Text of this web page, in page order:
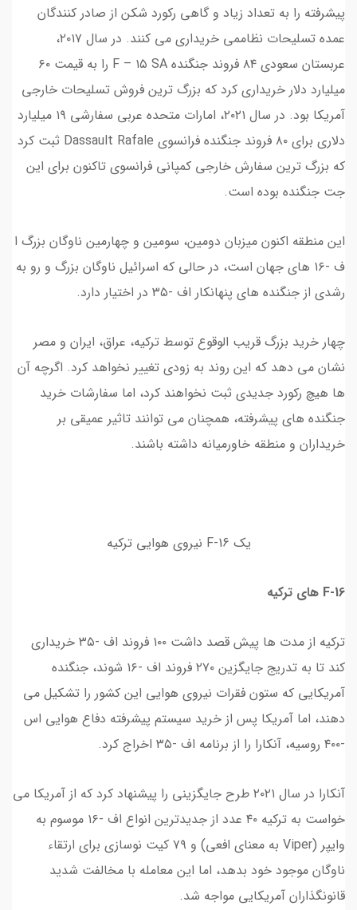
پیشرفته را به تعداد زیاد و گاهی رکورد شکن از صادر کنندگان
عمده تسلیحات نظاممی خریداری می کنند. در سال ۲۰۱۷،
عربستان سعودی ۸۴ فروند جنگنده F – ۱۵ SA را به قیمت ۶۰
میلیارد دلار خریداری کرد که بزرگ ترین فروش تسلیحات خارجی
آمریکا بود. در سال ۲۰۲۱، امارات متحده عربی سفارشی ۱۹ میلیارد
دلاری برای ۸۰ فروند جنگنده فرانسوی Dassault Rafale ثبت کرد
که بزرگ ترین سفارش خارجی کمپانی فرانسوی تاکنون برای این
جت جنگنده بوده است.
این منطقه اکنون میزبان دومین، سومین و چهارمین ناوگان بزرگ ا
ف -۱۶ های جهان است، در حالی که اسرائیل ناوگان بزرگ و رو به
رشدی از جنگنده های پنهانکار اف -۳۵ در اختیار دارد.
چهار خرید بزرگ قریب الوقوع توسط ترکیه، عراق، ایران و مصر
نشان می دهد که این روند به زودی تغییر نخواهد کرد. اگرچه آن
ها هیچ رکورد جدیدی ثبت نخواهند کرد، اما سفارشات خرید
جنگنده های پیشرفته، همچنان می توانند تاثیر عمیقی بر
خریداران و منطقه خاورمیانه داشته باشند.
یک F-16 نیروی هوایی ترکیه
F-16 های ترکیه
ترکیه از مدت ها پیش قصد داشت ۱۰۰ فروند اف -۳۵ خریداری
کند تا به تدریج جایگزین ۲۷۰ فروند اف -۱۶ شوند، جنگنده
آمریکایی که ستون فقرات نیروی هوایی این کشور را تشکیل می
دهند، اما آمریکا پس از خرید سیستم پیشرفته دفاع هوایی اس
-۴۰۰ روسیه، آنکارا را از برنامه اف -۳۵ اخراج کرد.
آنکارا در سال ۲۰۲۱ طرح جایگزینی را پیشنهاد کرد که از آمریکا می
خواست به ترکیه ۴۰ عدد از جدیدترین انواع اف -۱۶ موسوم به
وایپر (Viper به معنای افعی) و ۷۹ کیت نوسازی برای ارتقاء
ناوگان موجود خود بدهد، اما این معامله با مخالفت شدید
قانونگذاران آمریکایی مواجه شد.